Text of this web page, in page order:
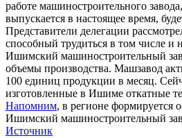
работе машиностроительного
выпускается в настоящее время,
Представители делегации
способный трудиться в том числе
Ишимский машиностроительный
объемы производства. Машзавод
100 единиц продукции в месяц.
изготовленные в Ишиме откатные
Напомним, в регионе формируется
Ишимский машиностроительный
Источник